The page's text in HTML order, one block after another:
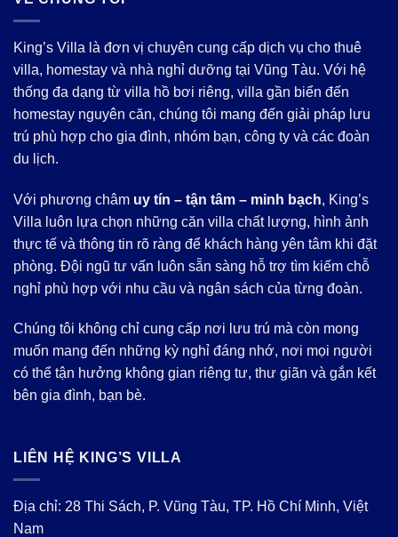
King’s Villa là đơn vị chuyên cung cấp dịch vụ cho thuê
villa, homestay và nhà nghỉ dưỡng tại Vũng Tàu. Với hệ
thống đa dạng từ villa hồ bơi riêng, villa gần biển đến
homestay nguyên căn, chúng tôi mang đến giải pháp lưu
trú phù hợp cho gia đình, nhóm bạn, công ty và các đoàn
du lịch.
Với phương châm uy tín – tận tâm – minh bạch, King’s
Villa luôn lựa chọn những căn villa chất lượng, hình ảnh
thực tế và thông tin rõ ràng để khách hàng yên tâm khi đặt
phòng. Đội ngũ tư vấn luôn sẵn sàng hỗ trợ tìm kiếm chỗ
nghỉ phù hợp với nhu cầu và ngân sách của từng đoàn.
Chúng tôi không chỉ cung cấp nơi lưu trú mà còn mong
muốn mang đến những kỳ nghỉ đáng nhớ, nơi mọi người
có thể tận hưởng không gian riêng tư, thư giãn và gắn kết
bên gia đình, bạn bè.
LIÊN HỆ KING’S VILLA
Địa chỉ: 28 Thi Sách, P. Vũng Tàu, TP. Hồ Chí Minh, Việt
Nam